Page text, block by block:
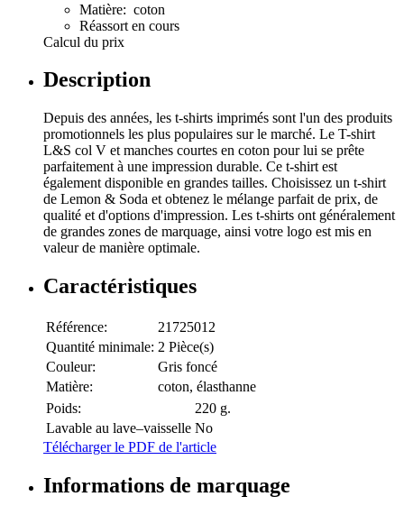
Matière: coton
Réassort en cours
Calcul du prix
Description
Depuis des années, les t-shirts imprimés sont l'un des produits
promotionnels les plus populaires sur le marché. Le T-shirt
L&S col V et manches courtes en coton pour lui se prête
parfaitement à une impression durable. Ce t-shirt est
également disponible en grandes tailles. Choisissez un t-shirt
de Lemon & Soda et obtenez le mélange parfait de prix, de
qualité et d'options d'impression. Les t-shirts ont généralement
de grandes zones de marquage, ainsi votre logo est mis en
valeur de manière optimale.
Caractéristiques
Référence:
21725012
Quantité minimale: 2 Pièce(s)
Couleur:
Gris foncé
Matière:
coton, élasthanne
Poids:
220 g.
Lavable au lave–vaisselle No
Télécharger le PDF de l'article
Informations de marquage